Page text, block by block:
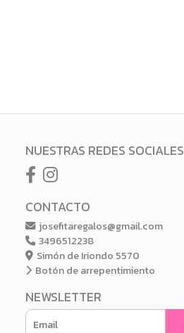
NUESTRAS REDES SOCIALES
CONTACTO
josefitaregalos@gmail.com
3496512238
Simón de Iriondo 5570
Botón de arrepentimiento
NEWSLETTER